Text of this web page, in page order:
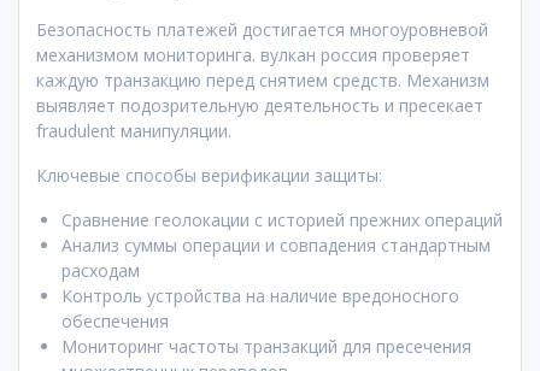
Безопасность платежей достигается многоуровневой
механизмом мониторинга. вулкан россия проверяет
каждую транзакцию перед снятием средств. Механизм
выявляет подозрительную деятельность и пресекает
fraudulent манипуляции.
Ключевые способы верификации защиты:
Сравнение геолокации с историей прежних операций
Анализ суммы операции и совпадения стандартным
расходам
Контроль устройства на наличие вредоносного
обеспечения
Мониторинг частоты транзакций для пресечения